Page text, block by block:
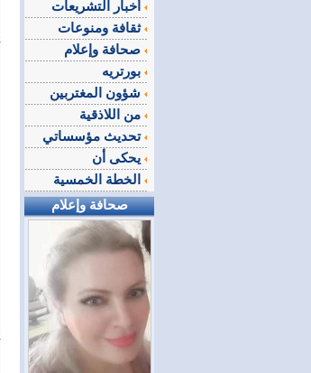
ثقافة ومنوعات
تحديث مؤسساتي
صحافة وإعلام